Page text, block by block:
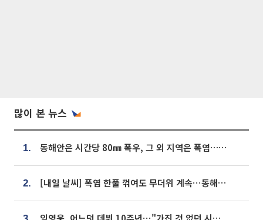
많이 본 뉴스
1. 동해안은 시간당 80㎜ 폭우, 그 외 지역은 폭염…‘극과 극 날씨’
2. [내일 날씨] 폭염 한풀 꺾여도 무더위 계속⋯동해안 이틀 연속 비